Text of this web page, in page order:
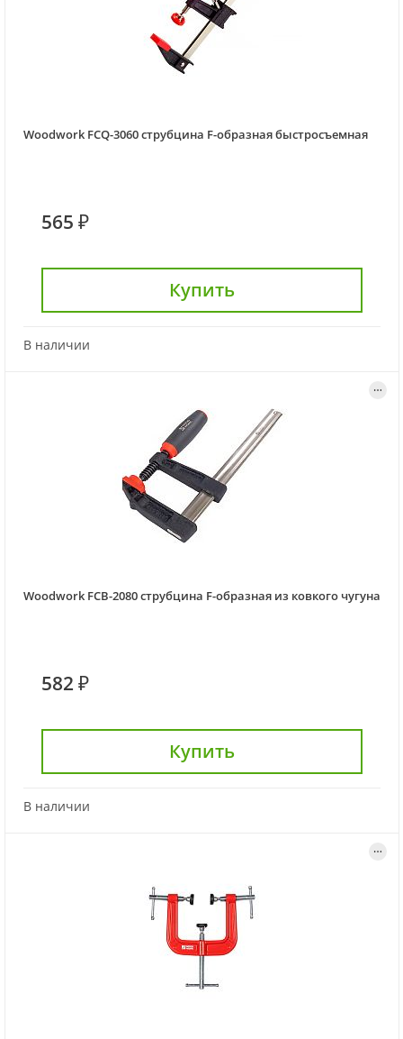
Woodwork FCQ-3060 струбцина F-образная быстросъемная
565 ₽
Купить
В наличии
Woodwork FCB-2080 струбцина F-образная из ковкого чугуна
582 ₽
Купить
В наличии